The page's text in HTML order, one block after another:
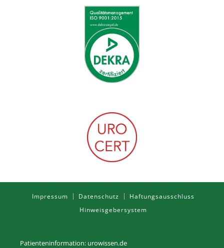
Impressum Datenschutz
Haftungsausschluss
Hinweisgebersystem
Patienteninformation: urowissen.de